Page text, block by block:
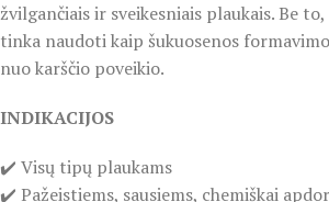
žvilgančiais ir sveikesniais plaukais. Be
tinka naudoti kaip šukuosenos
nuo karščio poveikio.
INDIKACIJOS
✔️ Visų tipų plaukams
✔️ Pažeistiems, sausiems, chemiškai